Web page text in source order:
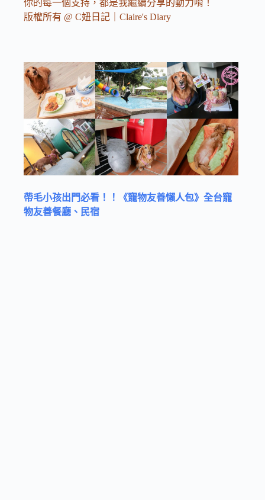
你的每一個支持，都是我繼續分享的動力唷！
版權所有 @ C妞日記｜Claire's Diary
帶毛小孩出門必看！！《寵物友善懶人包》全台寵
物友善餐廳、民宿